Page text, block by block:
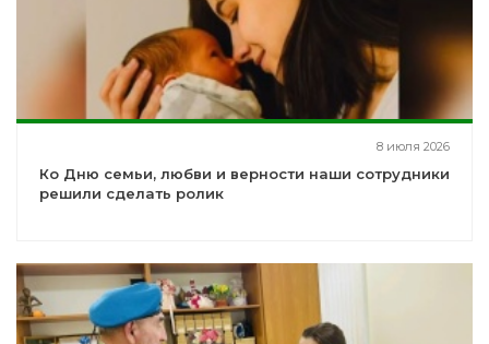
8 июля 2026
Ко Дню семьи, любви и верности наши сотрудники
решили сделать ролик